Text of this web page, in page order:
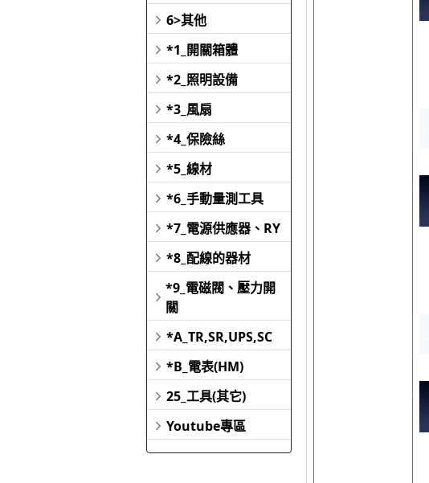
6>其他
*1_開關箱體
*2_照明設備
*3_風扇
*4_保險絲
*5_線材
*6_手動量測工具
*7_電源供應器、RY
*8_配線的器材
*9_電磁閥、壓力開
關
*A_TR,SR,UPS,SC
*B_電表(HM)
25_工具(其它)
Youtube專區